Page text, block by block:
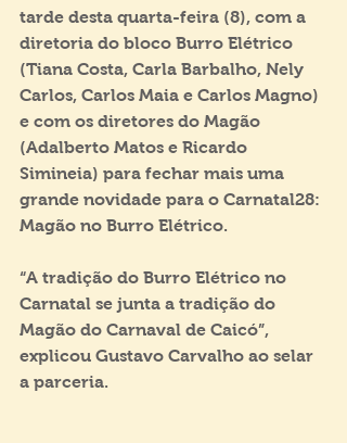
tarde desta quarta-feira (8), com a
diretoria do bloco Burro Elétrico
(Tiana Costa, Carla Barbalho, Nely
Carlos, Carlos Maia e Carlos Magno)
e com os diretores do Magão
(Adalberto Matos e Ricardo
Simineia) para fechar mais uma
grande novidade para o Carnatal28:
Magão no Burro Elétrico.
“A tradição do Burro Elétrico no
Carnatal se junta a tradição do
Magão do Carnaval de Caicó”,
explicou Gustavo Carvalho ao selar
a parceria.